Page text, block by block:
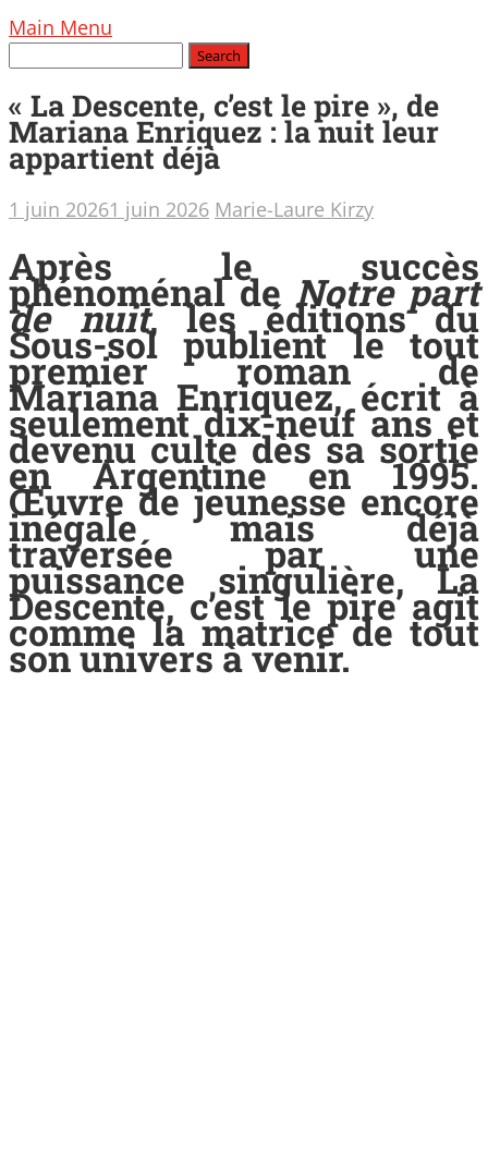
Main Menu
« La Descente, c’est le pire », de
Mariana Enriquez : la nuit leur
appartient déjà
1 juin 20261 juin 2026 Marie-Laure Kirzy
Après le succès
phénoménal de Notre part
de nuit, les éditions du
Sous-sol publient le tout
premier roman de
Mariana Enriquez, écrit à
seulement dix-neuf ans et
devenu culte dès sa sortie
en Argentine en 1995.
Œuvre de jeunesse encore
inégale mais déjà
traversée par une
puissance singulière, La
Descente, c’est le pire agit
comme la matrice de tout
son univers à venir.